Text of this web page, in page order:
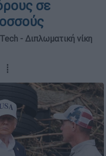
σε
- Διπλωματική νίκη
┋